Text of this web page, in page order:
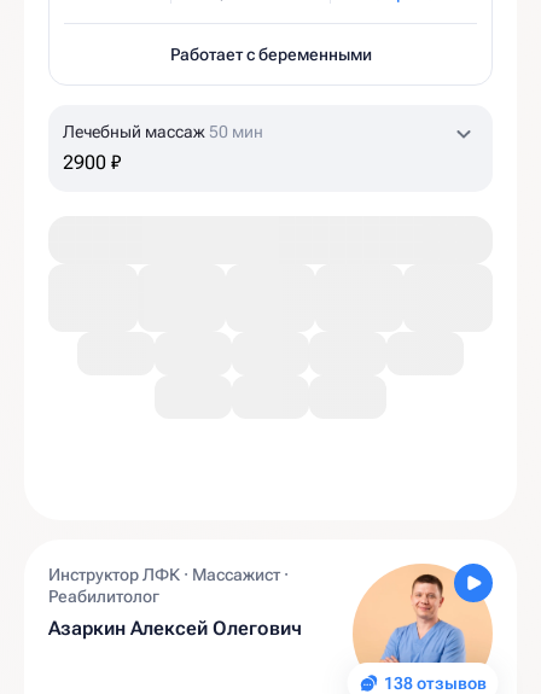
Работает с беременными
Лечебный массаж 50 мин
2900 ₽
138 отзывов
Инструктор ЛФК · Массажист ·
Реабилитолог
Азаркин Алексей Олегович